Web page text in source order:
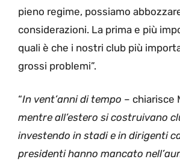
pieno regime, possiamo
considerazioni. La prima e più
quali è che i nostri club più
grossi problemi”.
“In vent’anni di tempo – chiarisce
mentre all’estero si costruivano
investendo in stadi e in dirigenti
presidenti hanno mancato